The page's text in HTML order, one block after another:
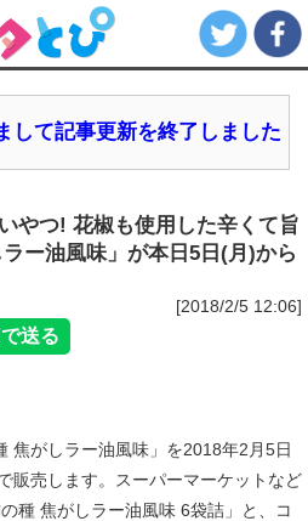
して記事更新を終了しました
やつ! 花椒も使用した辛くて旨
ー油風味」が本日5日(月)から
[2018/2/5 12:06]
焦がしラー油風味」を2018年2月5日
販売します。スーパーマーケットなど
種 焦がしラー油風味 6袋詰」と、コ